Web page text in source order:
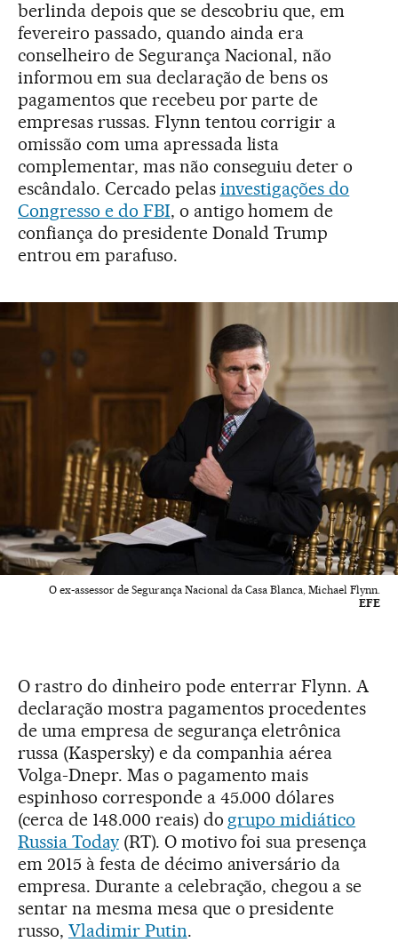
berlinda depois que se descobriu que, em
fevereiro passado, quando ainda era
conselheiro de Segurança Nacional, não
informou em sua declaração de bens os
pagamentos que recebeu por parte de
empresas russas. Flynn tentou corrigir a
omissão com uma apressada lista
complementar, mas não conseguiu deter o
escândalo. Cercado pelas investigações do
Congresso e do FBI, o antigo homem de
confiança do presidente Donald Trump
entrou em parafuso.
O ex-assessor de Segurança Nacional da Casa Blanca, Michael Flynn.
EFE
O rastro do dinheiro pode enterrar Flynn. A
declaração mostra pagamentos procedentes
de uma empresa de segurança eletrônica
russa (Kaspersky) e da companhia aérea
Volga-Dnepr. Mas o pagamento mais
espinhoso corresponde a 45.000 dólares
(cerca de 148.000 reais) do grupo midiático
Russia Today(RT). O motivo foi sua presença
em 2015 à festa de décimo aniversário da
empresa. Durante a celebração, chegou a se
sentar na mesma mesa que o presidente
russo, Vladimir Putin.